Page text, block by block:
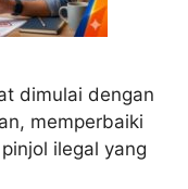
dimulai dengan
memperbaiki
ilegal yang